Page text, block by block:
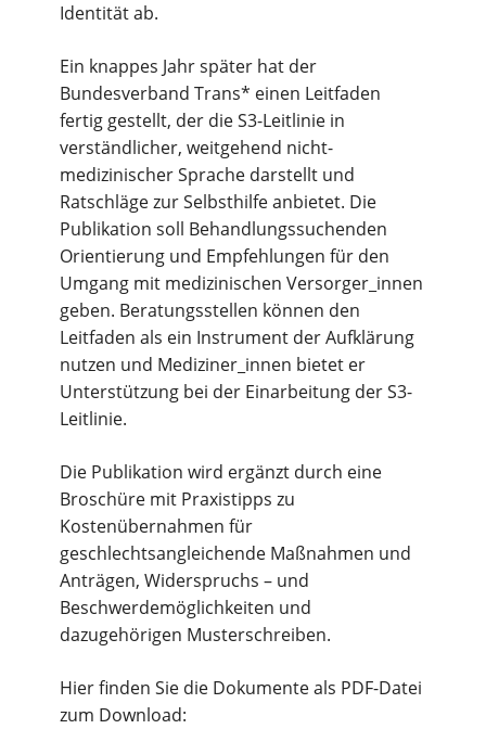
Identität ab.
Ein knappes Jahr später hat der
Bundesverband Trans* einen Leitfaden
fertig gestellt, der die S3-Leitlinie in
verständlicher, weitgehend nicht-
medizinischer Sprache darstellt und
Ratschläge zur Selbsthilfe anbietet. Die
Publikation soll Behandlungssuchenden
Orientierung und Empfehlungen für den
Umgang mit medizinischen Versorger_innen
geben. Beratungsstellen können den
Leitfaden als ein Instrument der Aufklärung
nutzen und Mediziner_innen bietet er
Unterstützung bei der Einarbeitung der S3-
Leitlinie.
Die Publikation wird ergänzt durch eine
Broschüre mit Praxistipps zu
Kostenübernahmen für
geschlechtsangleichende Maßnahmen und
Anträgen, Widerspruchs – und
Beschwerdemöglichkeiten und
dazugehörigen Musterschreiben.
Hier finden Sie die Dokumente als PDF-Datei
zum Download: